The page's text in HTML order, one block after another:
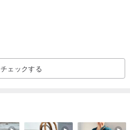
チェックする